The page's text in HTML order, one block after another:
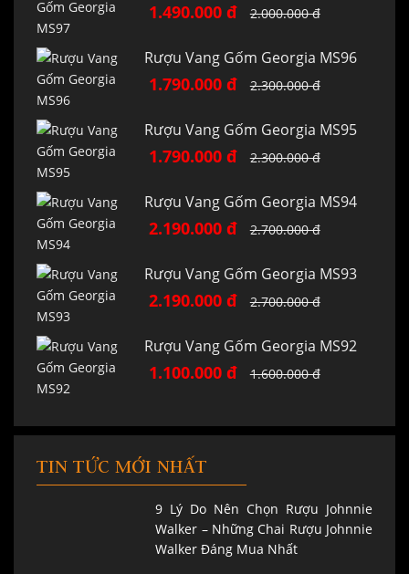
1.490.000 đ 2.000.000 đ
Rượu Vang Gốm Georgia MS96
1.790.000 đ 2.300.000 đ
Rượu Vang Gốm Georgia MS95
1.790.000 đ 2.300.000 đ
Rượu Vang Gốm Georgia MS94
2.190.000 đ 2.700.000 đ
Rượu Vang Gốm Georgia MS93
2.190.000 đ 2.700.000 đ
Rượu Vang Gốm Georgia MS92
1.100.000 đ 1.600.000 đ
TIN TỨC MỚI NHẤT
9 Lý Do Nên Chọn Rượu Johnnie
Walker – Những Chai Rượu Johnnie
Walker Đáng Mua Nhất